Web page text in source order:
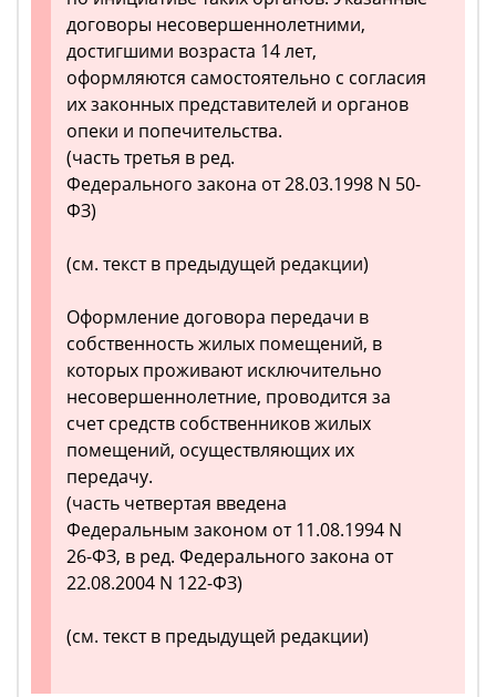
договоры несовершеннолетними,
достигшими возраста 14 лет,
оформляются самостоятельно с согласия
их законных представителей и органов
опеки и попечительства.
(часть третья в ред.
Федерального закона от 28.03.1998 N 50-
ФЗ)
(см. текст в предыдущей редакции)
Оформление договора передачи в
собственность жилых помещений, в
которых проживают исключительно
несовершеннолетние, проводится за
счет средств собственников жилых
помещений, осуществляющих их
передачу.
(часть четвертая введена
Федеральным законом от 11.08.1994 N
26-ФЗ, в ред. Федерального закона от
22.08.2004 N 122-ФЗ)
(см. текст в предыдущей редакции)